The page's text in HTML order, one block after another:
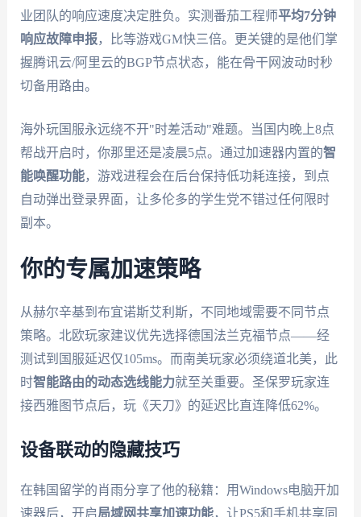
业团队的响应速度决定胜负。实测番茄工程师平均7分钟
响应故障申报，比等游戏GM快三倍。更关键的是他们掌
握腾讯云/阿里云的BGP节点状态，能在骨干网波动时秒
切备用路由。
海外玩国服永远绕不开"时差活动"难题。当国内晚上8点
帮战开启时，你那里还是凌晨5点。通过加速器内置的智
能唤醒功能，游戏进程会在后台保持低功耗连接，到点
自动弹出登录界面，让多伦多的学生党不错过任何限时
副本。
你的专属加速策略
从赫尔辛基到布宜诺斯艾利斯，不同地域需要不同节点
策略。北欧玩家建议优先选择德国法兰克福节点——经
测试到国服延迟仅105ms。而南美玩家必须绕道北美，此
时智能路由的动态选线能力就至关重要。圣保罗玩家连
接西雅图节点后，玩《天刀》的延迟比直连降低62%。
设备联动的隐藏技巧
在韩国留学的肖雨分享了他的秘籍：用Windows电脑开加
速器后，开启局域网共享加速功能，让PS5和手机共享同